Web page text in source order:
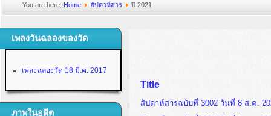
You are here: Home สัปดาห์สาร ปี 2021
เพลงวันฉลองของวัด
เพลงฉลองวัด 18 มี.ค. 2017
ภาพในอดีต
Title
สัปดาห์สารฉบับที่ 3002 วันที่ 8 ส.ค.